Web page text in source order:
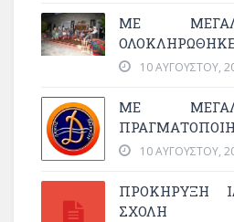
ΜΕ
10 ΑΥΓΟΎΣΤΟΥ,
ΜΕ
10 ΑΥΓΟΎΣΤΟΥ,
ΠΡΟΚΗΡΥΞΗ
ΣΧΟΛΗ